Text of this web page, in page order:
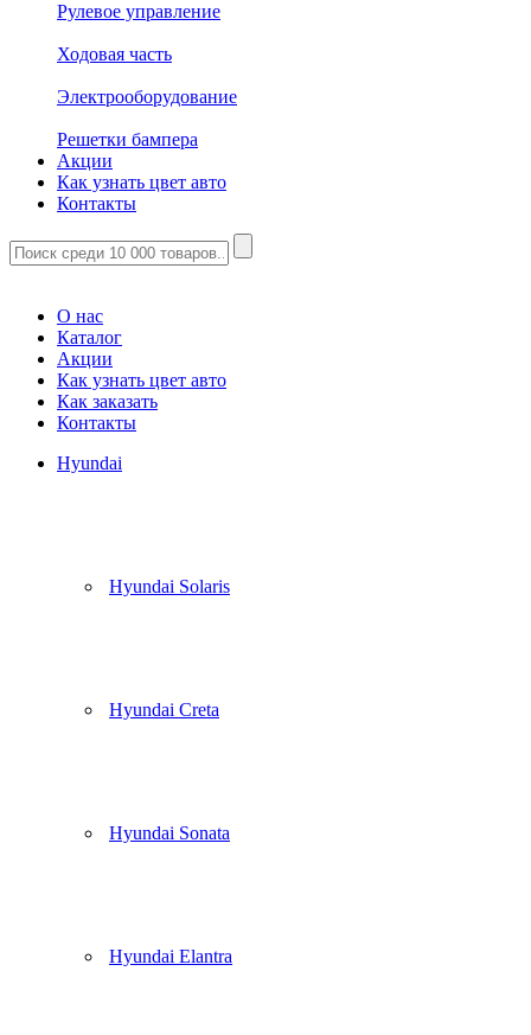
Рулевое управление
Ходовая часть
Электрооборудование
Решетки бампера
Акции
Как узнать цвет авто
Контакты
О нас
Каталог
Акции
Как узнать цвет авто
Как заказать
Контакты
Hyundai
Hyundai Solaris
Hyundai Creta
Hyundai Sonata
Hyundai Elantra